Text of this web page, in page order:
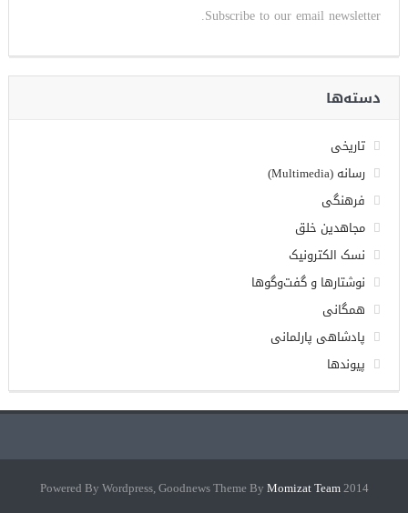
Subscribe to our email newsletter.
دسته‌ها
تاریخی
رسانه (Multimedia)
فرهنگی
مجاهدین خلق
نسک الکترونیک
نوشتارها و گفت‌وگوها
همگانی
پادشاهی پارلمانی
پیوندها
2014 Powered By Wordpress, Goodnews Theme By
Momizat Team